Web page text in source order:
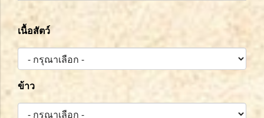
เนื้อสัตว์
ข้าว